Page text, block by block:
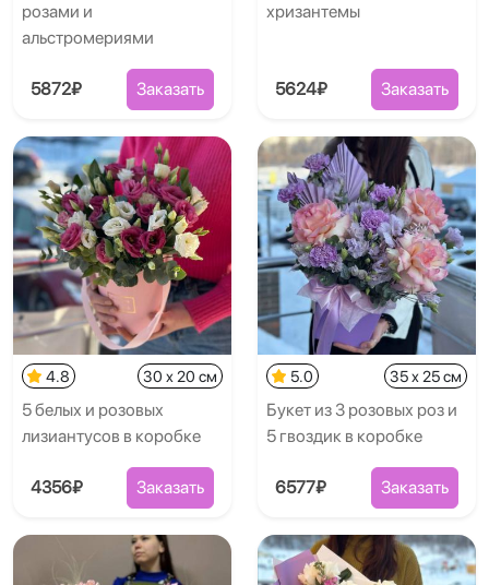
розами и
альстромериями
5872₽ Заказать
хризантемы
5624₽ Заказать
4.8 30 x 20 см
5 белых и розовых
лизиантусов в коробке
4356₽ Заказать
5.0 35 x 25 см
Букет из 3 розовых роз и
5 гвоздик в коробке
6577₽ Заказать